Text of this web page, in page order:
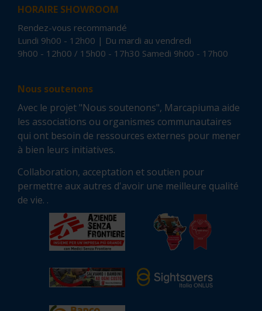
HORAIRE SHOWROOM
Rendez-vous recommandé
Lundi 9h00 - 12h00 | Du mardi au vendredi
9h00 - 12h00 / 15h00 - 17h30 Samedi 9h00 - 17h00
Nous soutenons
Avec le projet "Nous soutenons", Marcapiuma aide
les associations ou organismes communautaires
qui ont besoin de ressources externes pour mener
à bien leurs initiatives.
Collaboration, acceptation et soutien pour
permettre aux autres d'avoir une meilleure qualité
de vie. .